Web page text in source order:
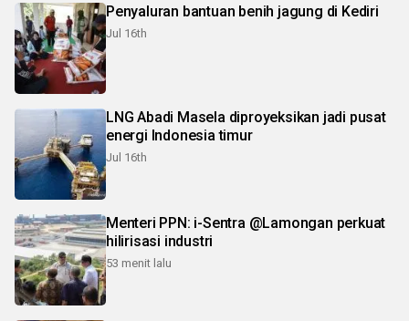
Penyaluran bantuan benih jagung di Kediri
Jul 16th
LNG Abadi Masela diproyeksikan jadi pusat
energi Indonesia timur
Jul 16th
Menteri PPN: i-Sentra @Lamongan perkuat
hilirisasi industri
53 menit lalu